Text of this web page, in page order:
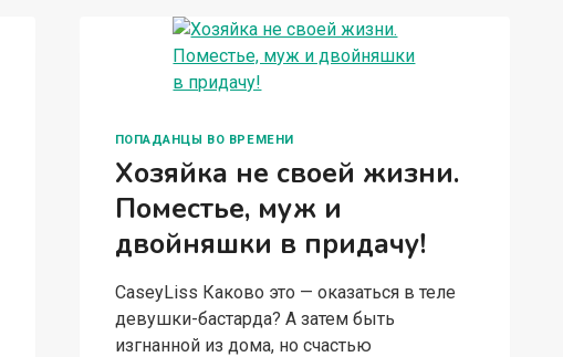
ПОПАДАНЦЫ ВО ВРЕМЕНИ
Хозяйка не своей жизни.
Поместье, муж и
двойняшки в придачу!
CaseyLiss Каково это — оказаться в теле
девушки-бастарда? А затем быть
изгнанной из дома, но счастью